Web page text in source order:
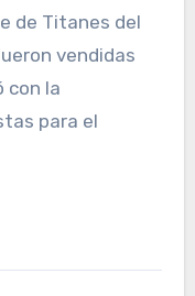
de Titanes del
vendidas
con la
para el